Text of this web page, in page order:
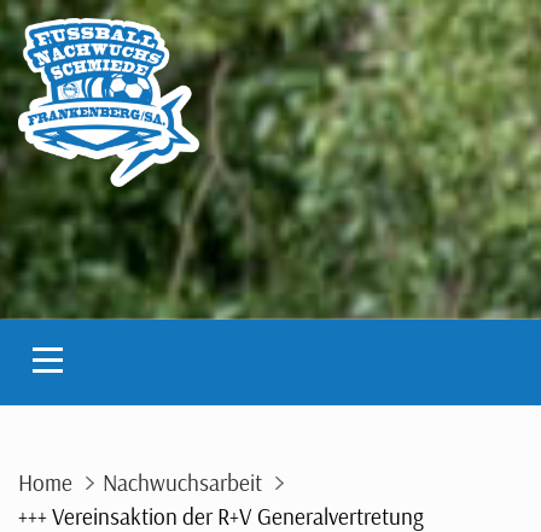
Skip
to
content
Home
Nachwuchsarbeit
+++ Vereinsaktion der R+V Generalvertretung